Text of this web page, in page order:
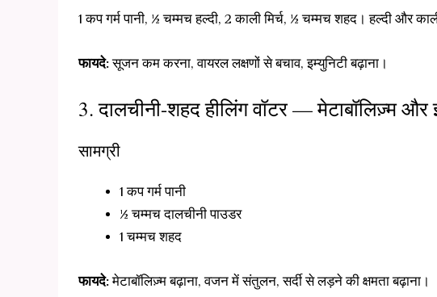
1 कप गर्म पानी, ½ चम्मच हल्दी, 2 काली मिर्च, ½ चम्मच शहद। हल्दी और
फायदे:सूजन कम करना, वायरल लक्षणों से बचाव, इम्युनिटी बढ़ाना।
3. दालचीनी-शहद हीलिंग वॉटर — मेटाबॉलिज़्म और
सामग्री
1 कप गर्म पानी
½ चम्मच दालचीनी पाउडर
1 चम्मच शहद
फायदे:मेटाबॉलिज़्म बढ़ाना, वजन में संतुलन, सर्दी से लड़ने की क्षमता बढ़ाना।